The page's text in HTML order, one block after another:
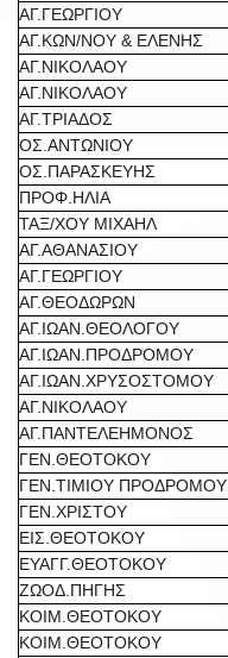
ΑΓ.ΓΕΩΡΓΙΟΥ
ΑΓ.ΚΩΝ/ΝΟΥ & ΕΛΕΝΗΣ
ΑΓ.ΝΙΚΟΛΑΟΥ
ΑΓ.ΝΙΚΟΛΑΟΥ
ΑΓ.ΤΡΙΑΔΟΣ
ΟΣ.ΑΝΤΩΝΙΟΥ
ΟΣ.ΠΑΡΑΣΚΕΥΗΣ
ΠΡΟΦ.ΗΛΙΑ
ΤΑΞ/ΧΟΥ ΜΙΧΑΗΛ
ΑΓ.ΑΘΑΝΑΣΙΟΥ
ΑΓ.ΓΕΩΡΓΙΟΥ
ΑΓ.ΘΕΟΔΩΡΩΝ
ΑΓ.ΙΩΑΝ.ΘΕΟΛΟΓΟΥ
ΑΓ.ΙΩΑΝ.ΠΡΟΔΡΟΜΟΥ
ΑΓ.ΙΩΑΝ.ΧΡΥΣΟΣΤΟΜΟΥ
ΑΓ.ΝΙΚΟΛΑΟΥ
ΑΓ.ΠΑΝΤΕΛΕΗΜΟΝΟΣ
ΓΕΝ.ΘΕΟΤΟΚΟΥ
ΓΕΝ.ΤΙΜΙΟΥ ΠΡΟΔΡΟΜΟΥ
ΓΕΝ.ΧΡΙΣΤΟΥ
ΕΙΣ.ΘΕΟΤΟΚΟΥ
ΕΥΑΓΓ.ΘΕΟΤΟΚΟΥ
ΖΩΟΔ.ΠΗΓΗΣ
ΚΟΙΜ.ΘΕΟΤΟΚΟΥ
ΚΟΙΜ.ΘΕΟΤΟΚΟΥ